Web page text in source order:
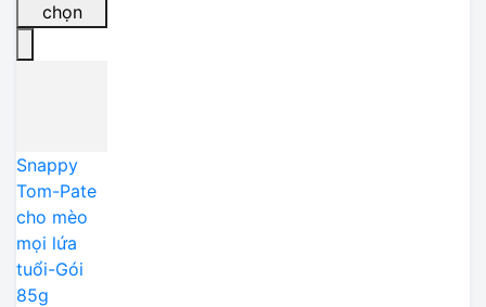
chọn
Snappy
Tom-Pate
cho mèo
mọi lứa
tuổi-Gói
85g